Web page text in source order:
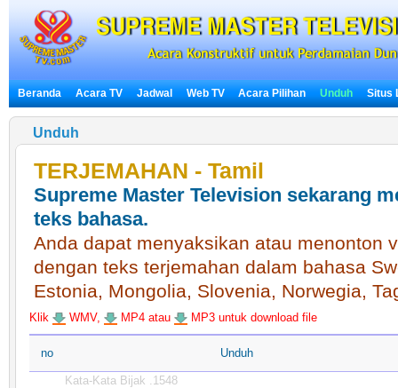
Beranda Acara TV Jadwal Web TV Acara Pilihan Unduh Situs
Unduh
TERJEMAHAN - Tamil
Supreme Master Television sekarang
teks bahasa.
Anda dapat menyaksikan atau menonton
dengan teks terjemahan dalam bahasa
Estonia, Mongolia, Slovenia, Norwegia,
Klik WMV, MP4 atau MP3 untuk download file
no Unduh
Kata-Kata Bijak .1548